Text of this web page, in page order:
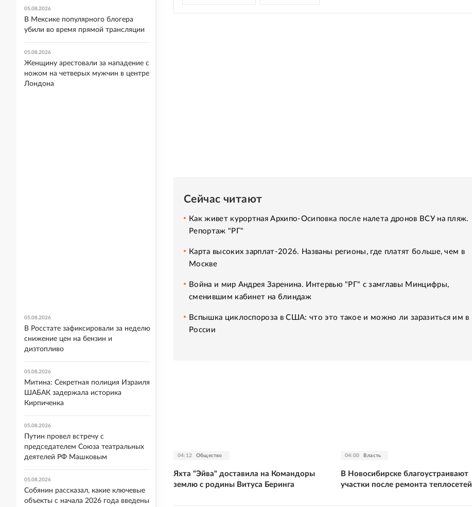
Сейчас читают
Как живет курортная Архипо-Осиповка после налета дронов ВСУ на пляж.
Репортаж "РГ"
Карта высоких зарплат-2026. Названы регионы, где платят больше, чем в
Москве
Война и мир Андрея Заренина. Интервью "РГ" с замглавы Минцифры,
сменившим кабинет на блиндаж
Вспышка циклоспороза в США: что это такое и можно ли заразиться им в
России
04:12 Общество
Яхта "Эйва" доставила на Командоры
землю с родины Витуса Беринга
04:00 Власть
В Новосибирске благоустраивают
участки после ремонта теплосетей
05.08.2026
В Мексике популярного блогера
убили во время прямой трансляции
05.08.2026
Женщину арестовали за нападение с
ножом на четверых мужчин в центре
Лондона
05.08.2026
В Росстате зафиксировали за неделю
снижение цен на бензин и
дизтопливо
05.08.2026
Митина: Секретная полиция Израиля
ШАБАК задержала историка
Кирпиченка
05.08.2026
Путин провел встречу с
председателем Союза театральных
деятелей РФ Машковым
05.08.2026
Собянин рассказал, какие ключевые
объекты с начала 2026 года введены